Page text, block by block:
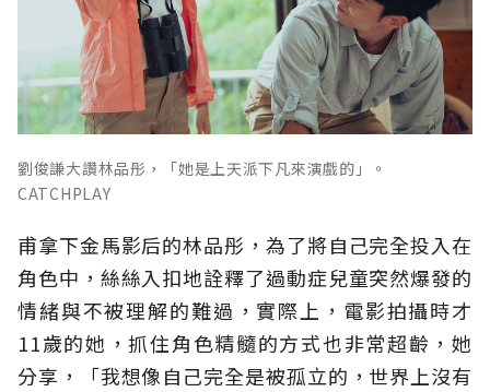
劉俊謙大讚林品彤，「她是上天派下凡來演戲的」。
CATCHPLAY
甫拿下金馬影后的林品彤，為了將自己完全投入在
角色中，絲絲入扣地詮釋了過動症兒童突然爆發的
情緒與不被理解的難過，實際上，電影拍攝時才
11歲的她，抓住角色精髓的方式也非常超齡，她
分享，「我想像自己完全是被孤立的，世界上沒有